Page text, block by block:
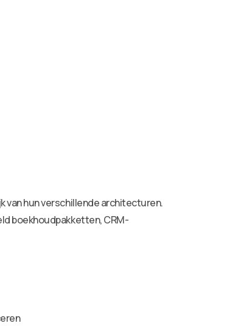
van hun verschillende architecturen.
boekhoudpakketten, CRM-